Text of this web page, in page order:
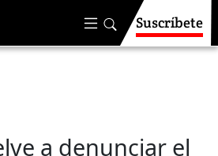
Suscríbete
a denunciar el